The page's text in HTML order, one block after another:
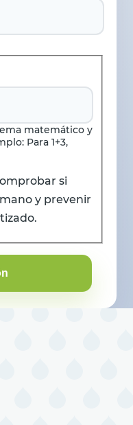
matemático y
Para 1+3,
si
y prevenir